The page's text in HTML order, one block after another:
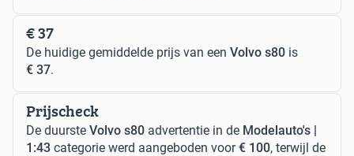
€ 37
De huidige gemiddelde prijs van een Volvo s80 is
€ 37.
Prijscheck
De duurste Volvo s80 advertentie in de Modelauto's |
1:43 categorie werd aangeboden voor€ 100, terwijl de